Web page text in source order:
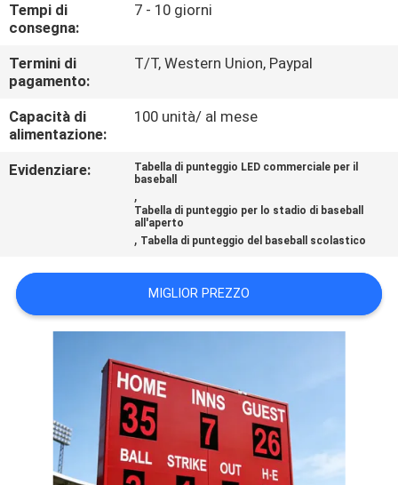
NOTIZIE
RICHIEDA
UNA
SITO
PRIVACY
Tempi di
consegna:
7 - 10 giorni
Termini di
pagamento:
T/T, Western Union, Paypal
Capacità di
alimentazione:
100 unità/ al mese
Evidenziare:
Tabella di punteggio LED commerciale per il
baseball
,
Tabella di punteggio per lo stadio di baseball
all'aperto
, Tabella di punteggio del baseball scolastico
MIGLIOR PREZZO